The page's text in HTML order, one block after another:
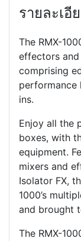
รายละเอี
The RMX-
effectors
comprising
performance
ins.
Enjoy all the
boxes, with
equipment.
mixers and
Isolator FX,
1000’s
and brought
The RMX-